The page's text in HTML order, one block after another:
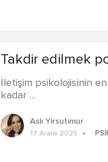
Takdir edilmek
İletişim psikolojisinin
kadar …
Aslı Yirsutimur
17 Aralık 2025